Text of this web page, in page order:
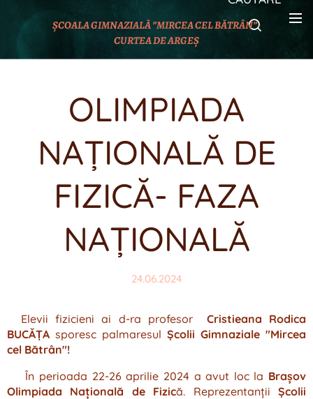
ȘCOALA GIMNAZIALĂ ”MIRCEA CEL BĂTRÂN”-
CURTEA DE ARGEȘ
OLIMPIADA
NAȚIONALĂ DE
FIZICĂ- FAZA
NAȚIONALĂ
24.06.2024
Elevii fizicieni ai d-ra profesor Cristieana Rodica
BUCĂȚA sporesc palmaresul Școlii Gimnaziale "Mircea
cel Bătrân"!
În perioada 22-26 aprilie 2024 a avut loc la Brașov
Olimpiada Națională de Fizică. ReprezentanțiiȘcolii